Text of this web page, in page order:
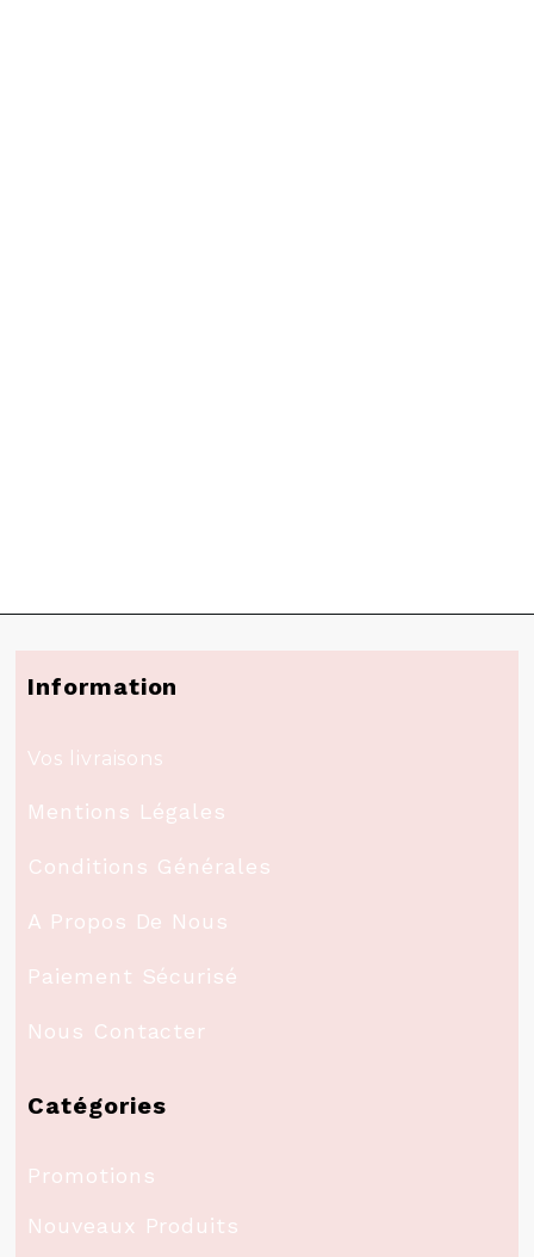
Information
Vos livraisons
Mentions Légales
Conditions Générales
A Propos De Nous
Paiement Sécurisé
Nous Contacter
Catégories
Promotions
Nouveaux Produits